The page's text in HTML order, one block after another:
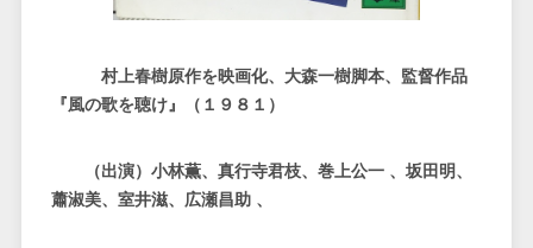
村上春樹原作を映画化、大森一樹脚本、監督作品
『風の歌を聴け』（１９８１）
（出演）小林薫、真行寺君枝、巻上公一 、坂田明、
蕭淑美、室井滋、広瀬昌助 、